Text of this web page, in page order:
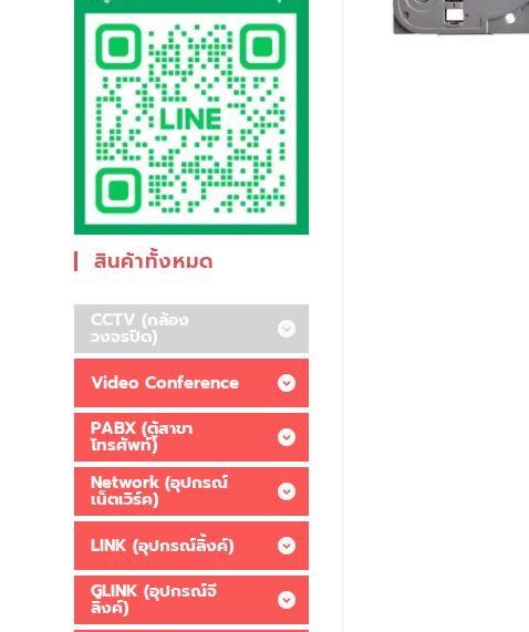
สินค้าทั้งหมด
CCTV (กล้อง
วงจรปิด)
Video Conference
PABX (ตู้สาขา
โทรศัพท์)
Network (อุปกรณ์
เน็ตเวิร์ค)
LINK (อุปกรณ์ลิ้งค์)
GLINK (อุปกรณ์จี
ลิ้งค์)